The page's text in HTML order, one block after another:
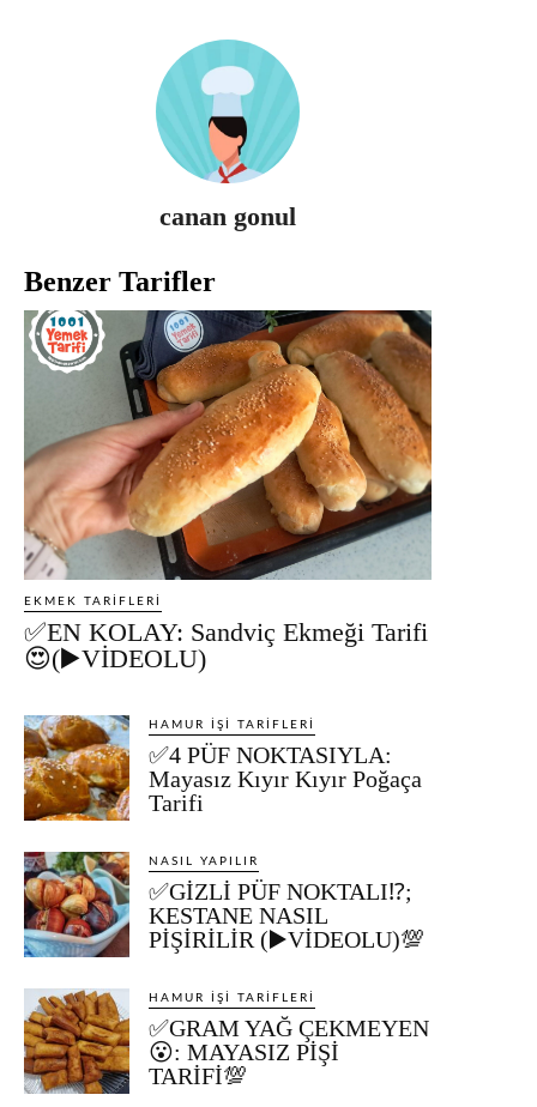
canan gonul
Benzer Tarifler
EKMEK TARIFLERI
✅EN KOLAY: Sandviç Ekmeği Tarifi
😍(▶️VİDEOLU)
HAMUR İŞI TARIFLERI
✅4 PÜF NOKTASIYLA:
Mayasız Kıyır Kıyır Poğaça
Tarifi
NASIL YAPILIR
✅GİZLİ PÜF NOKTALI⁉️;
KESTANE NASIL
PİŞİRİLİR (▶️VİDEOLU)💯
HAMUR İŞI TARIFLERI
✅GRAM YAĞ ÇEKMEYEN
😮: MAYASIZ PİŞİ
TARİFİ💯